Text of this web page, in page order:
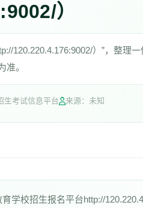
）
120.220.4.176:9002/）”，整理
准。
生考试信息平台 来源：未知
学校招生报名平台http://